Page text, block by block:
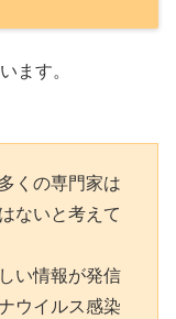
ます。
くの専門家は
ないと考えて
い情報が発信
ウイルス感染